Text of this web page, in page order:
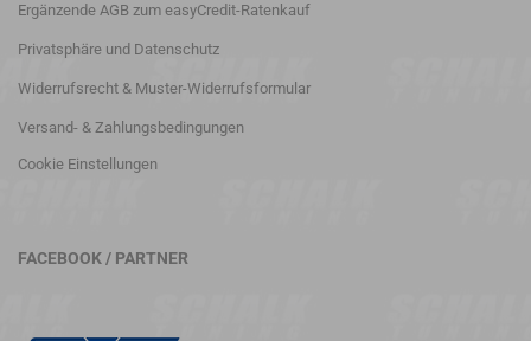
Ergänzende AGB zum easyCredit-Ratenkauf
Privatsphäre und Datenschutz
Widerrufsrecht & Muster-Widerrufsformular
Versand- & Zahlungsbedingungen
Cookie Einstellungen
FACEBOOK / PARTNER